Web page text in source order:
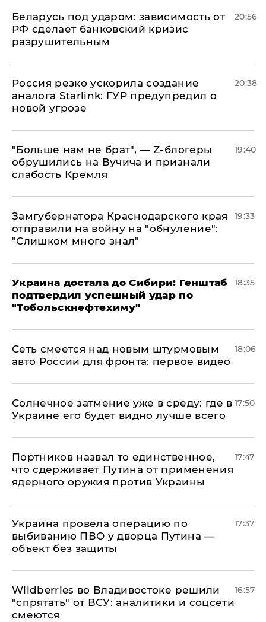
Беларусь под ударом: зависимость от
РФ сделает банковский кризис
разрушительным
20:56
​Россия резко ускорила создание
аналога Starlink: ГУР предупредил о
новой угрозе
20:38
​"Больше нам не брат", — Z-блогеры
обрушились на Вучича и признали
слабость Кремля
19:40
Замгубернатора Краснодарского края
отправили на войну на "обнуление":
"Слишком много знал"
19:33
Украина достала до Сибири: Генштаб
подтвердил успешный удар по
"Тобольскнефтехиму"
18:35
Сеть смеется над новым штурмовым
авто России для фронта: первое видео
18:06
​Солнечное затмение уже в среду: где в
Украине его будет видно лучше всего
17:50
Портников назвал то единственное,
что сдерживает Путина от применения
ядерного оружия против Украины
17:47
Украина провела операцию по
выбиванию ПВО у дворца Путина —
объект без защиты
17:37
Wildberries во Владивостоке решили
"спрятать" от ВСУ: аналитики и соцсети
смеются
16:57